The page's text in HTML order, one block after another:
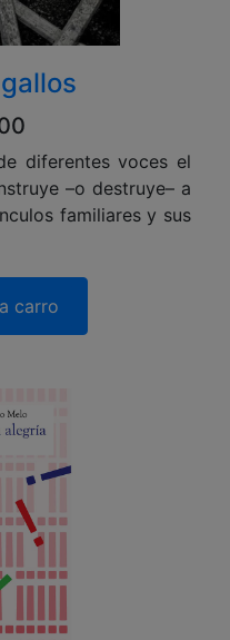
diferentes voces el
–­o destruye– a
familiares y sus
carro